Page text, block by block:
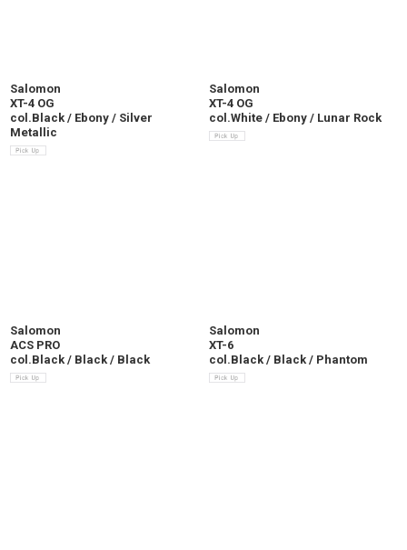
Salomon
XT-4 OG
col.Black / Ebony / Silver
Metallic
Salomon
XT-4 OG
col.White / Ebony / Lunar Rock
Salomon
ACS PRO
col.Black / Black / Black
Salomon
XT-6
col.Black / Black / Phantom